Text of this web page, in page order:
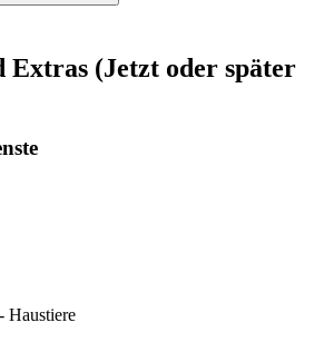
Extras (Jetzt oder später
Haustiere